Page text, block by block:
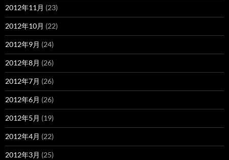
2012年11月 (23)
2012年10月 (22)
2012年9月 (24)
2012年8月 (26)
2012年7月 (26)
2012年6月 (26)
2012年5月 (19)
2012年4月 (22)
2012年3月 (25)